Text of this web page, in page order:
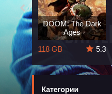
The
5.7
DOOM: The Dark
Ages
118 GB
5.3
Категории